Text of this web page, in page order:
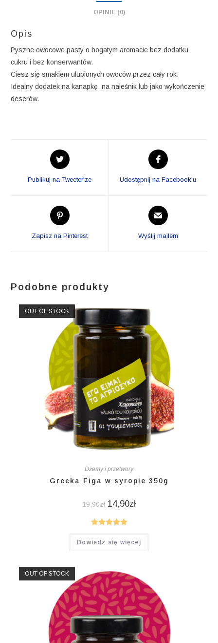
OPINIE (0)
Opis
Pyszne owocowe pasty o bogatym aromacie bez dodatku
cukru i bez konserwantów.
Ciesz się smakiem ulubionych owoców przez cały rok.
Idealny dodatek na kanapkę, na naleśnik lub jako wykończenie
deserów.
Opens
in
new
Publikuj na Tweeter'ze
Opens
in
new
Udostępnij na Facebook'u
Opens
in
Zapisz na Pinterest
Opens
in
new
Wyślij mailem
Podobne produkty
OUT OF STOCK
Dżemy i przetwory
Grecka Figa w syropie 350g
19,90zł 14,90zł
Oceniono
5.00 na 5
Dowiedz się więcej
OUT OF STOCK